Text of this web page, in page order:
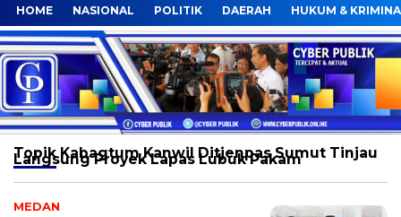
HOME NASIONAL POLITIK DAERAH HUKUM &
Topik Kabagtum Kanwil Ditjenpas Sumut Tinjau
Langsung Proyek Lapas Lubuk Pakam
MEDAN